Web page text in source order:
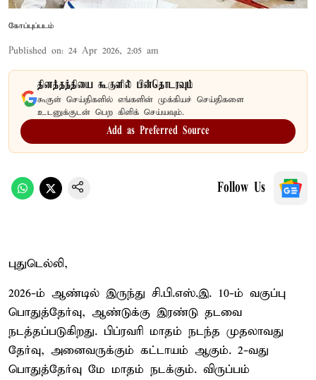
கோப்புப்படம்
Published on: 24 Apr 2026, 2:05 am
தினத்தந்தியை கூகுளில் பின்தொடரவும்
கூகுள் செய்திகளில் எங்களின் முக்கியச் செய்திகளை
உடனுக்குடன் பெற கிளிக் செய்யவும்.
Add as Preferred Source
Follow Us
புதுடெல்லி,
2026-ம் ஆண்டில் இருந்து சி.பி.எஸ்.இ. 10-ம் வகுப்பு
பொதுத்தேர்வு, ஆண்டுக்கு இரண்டு தடவை
நடத்தப்படுகிறது. பிப்ரவரி மாதம் நடந்த முதலாவது
தேர்வு, அனைவருக்கும் கட்டாயம் ஆகும். 2-வது
பொதுத்தேர்வு மே மாதம் நடக்கும். விருப்பம்